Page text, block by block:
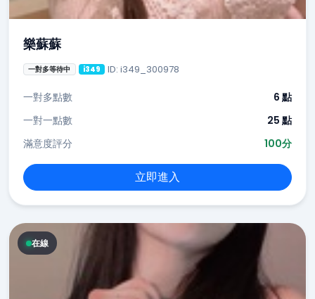
樂蘇蘇
一對多等待中 i349 ID: i349_300978
一對多點數
6 點
一對一點數
25 點
滿意度評分
100分
立即進入
在線